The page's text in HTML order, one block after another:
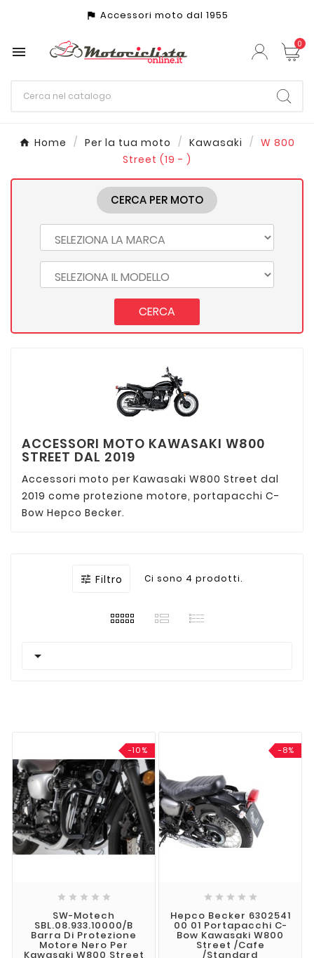
assistant_photo Accessori moto dal 1955
 0
Home Per la tua moto Kawasaki
W 800
Street (19 - )
CERCA PER MOTO
CERCA
ACCESSORI MOTO KAWASAKI W800
STREET DAL 2019
Accessori moto per Kawasaki W800 Street dal
2019 come protezione motore, portapacchi C-
Bow Hepco Becker.
 Filtro Ci sono 4 prodotti.

-10%
    
SW-Motech
SBL.08.933.10000/B
Barra Di Protezione
Motore Nero Per
Kawasaki W800 Street
-8%
    
Hepco Becker 6302541
00 01 Portapacchi C-
Bow Kawasaki W800
Street /Cafe
/Standard